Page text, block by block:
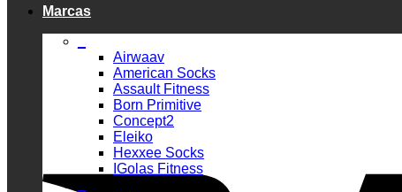
Marcas
Airwaav
American Socks
Assault Fitness
Born Primitive
Concept2
Eleiko
Hexxee Socks
IGolas Fitness